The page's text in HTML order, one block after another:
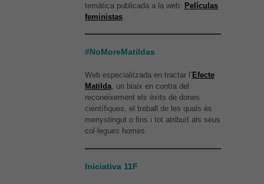
temàtica publicada a la web: Películas
feministas.
#NoMoreMatildas
Web especialitzada en tractar l’ Efecte
Matilda, un biaix en contra del
reconeixement els èxits de dones
científiques, el treball de les quals és
menystingut o fins i tot atribuït als seus
col·legues homes.
Iniciativa 11F